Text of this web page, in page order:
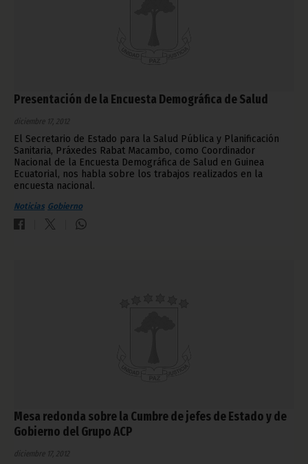
Presentación de la Encuesta Demográfica de Salud
diciembre 17, 2012
El Secretario de Estado para la Salud Pública y Planificación
Sanitaria, Práxedes Rabat Macambo, como Coordinador
Nacional de la Encuesta Demográfica de Salud en Guinea
Ecuatorial, nos habla sobre los trabajos realizados en la
encuesta nacional.
Noticias Gobierno
Mesa redonda sobre la Cumbre de jefes de Estado y de
Gobierno del Grupo ACP
diciembre 17, 2012